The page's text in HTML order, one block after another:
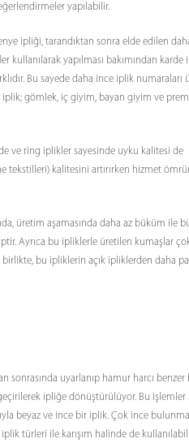
yapılabilir.
ipliği, tarandıktan sonra elde edilen
kullanılarak yapılması bakımından karde
Bu sayede daha ince iplik numaraları
iplik; gömlek, iç giyim, bayan giyim ve
ve ring iplikler sayesinde uyku kalitesi de
tekstilleri) kalitesini artırırken hizmet
üretim aşamasında daha az büküm ile
Ayrıca bu ipliklerle üretilen kumaşlar
bu ipliklerin açık ipliklerden daha
sonrasında uyarlanıp hamur harcı
ipliğe dönüştürülüyor. Bu işlemler
beyaz ve ince bir iplik. Çok ince
türleri ile karışım halinde de